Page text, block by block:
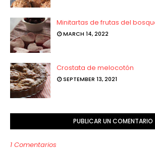
Minitartas de frutas del
MARCH 14, 2022
Crostata de melocotón
SEPTEMBER 13, 2021
PUBLICAR UN COMENTARIO
1 Comentarios